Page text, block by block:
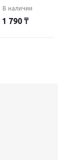
В наличии
1 790 ₸